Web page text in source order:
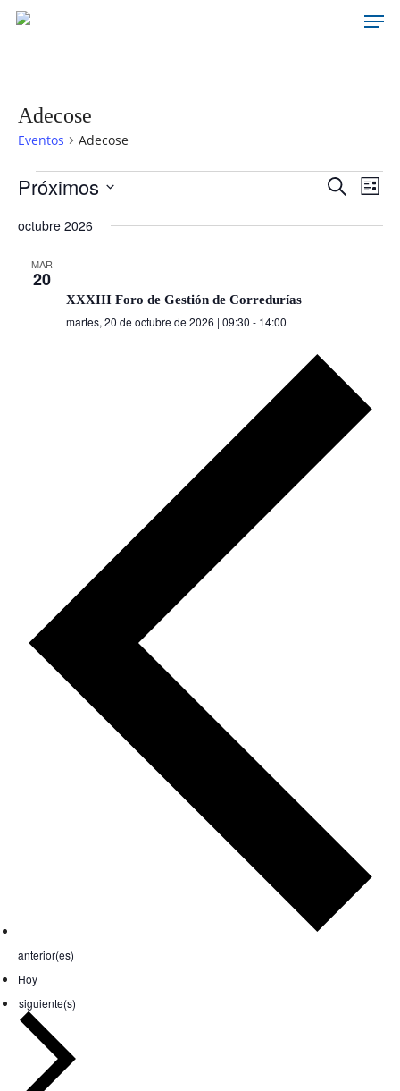
Skip
Adecose
Eventos Adecose
Eventos
búsqueda
Buscar
de
Lista
Próximos
la
fecha.
octubre 2026
MAR
20
XXXIII Foro de Gestión de Corredurías
martes, 20 de octubre de 2026 | 09:30 - 14:00
Eventos
anterior(es)
Hoy
Eventos
siguiente(s)